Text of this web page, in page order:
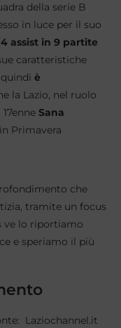
della serie B
in luce per il suo
assist in 9 partite
caratteristiche
quindi è
la Lazio, nel ruolo
Sana
Primavera
che
tramite un focus
ve lo riportiamo
e speriamo il più
Laziochannel.it